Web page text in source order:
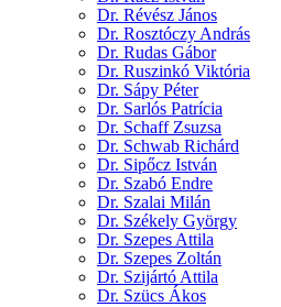
Dr. Révész János
Dr. Rosztóczy András
Dr. Rudas Gábor
Dr. Ruszinkó Viktória
Dr. Sápy Péter
Dr. Sarlós Patrícia
Dr. Schaff Zsuzsa
Dr. Schwab Richárd
Dr. Sipőcz István
Dr. Szabó Endre
Dr. Szalai Milán
Dr. Székely György
Dr. Szepes Attila
Dr. Szepes Zoltán
Dr. Szijártó Attila
Dr. Szücs Ákos